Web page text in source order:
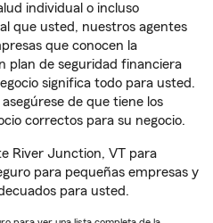
individual o incluso
que usted, nuestros agentes
que conocen la
plan de seguridad financiera
significa todo para usted.
de que tiene los
correctos para su negocio.
River Junction, VT para
para pequeñas empresas y
para usted.